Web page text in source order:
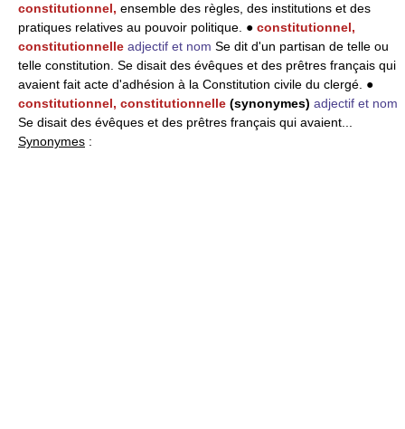
constitutionnel, ensemble des règles, des institutions et des
pratiques relatives au pouvoir politique. ● constitutionnel,
constitutionnelle adjectif et nom Se dit d'un partisan de telle ou
telle constitution. Se disait des évêques et des prêtres français qui
avaient fait acte d'adhésion à la Constitution civile du clergé. ●
constitutionnel, constitutionnelle (synonymes) adjectif et nom
Se disait des évêques et des prêtres français qui avaient...
Synonymes :